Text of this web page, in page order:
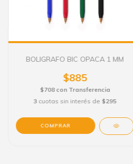
BOLIGRAFO BIC OPACA 1 MM
$885
$708con Transferencia
3 cuotas sin interés de $295
COMPRAR